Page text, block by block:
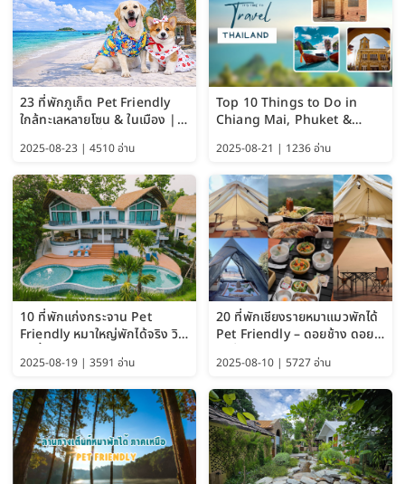
23 ที่พักภูเก็ต Pet Friendly
ใกล้ทะเลหลายโซน & ในเมือง |
2025-08-23 | 4510 อ่าน
Top 10 Things to Do in
Chiang Mai, Phuket &
Guide 2025)
2025-08-21 | 1236 อ่าน
10 ที่พักแก่งกระจาน Pet
Friendly หมาใหญ่พักได้จริง วิว
2025-08-19 | 3591 อ่าน
20 ที่พักเชียงรายหมาแมวพักได้
Pet Friendly – ดอยช้าง ดอย
2025-08-10 | 5727 อ่าน